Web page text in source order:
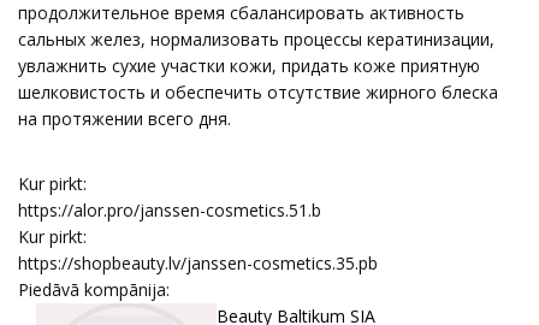
продолжительное время сбалансировать активность
сальных желез, нормализовать процессы кератинизации,
увлажнить сухие участки кожи, придать коже приятную
шелковистость и обеспечить отсутствие жирного блеска
на протяжении всего дня.
Kur pirkt:
https://alor.pro/janssen-cosmetics.51.b
Kur pirkt:
https://shopbeauty.lv/janssen-cosmetics.35.pb
Piedāvā kompānija:
Beauty Baltikum SIA